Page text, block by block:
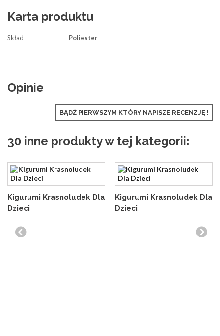
Karta produktu
Skład Poliester
Opinie
BĄDŹ PIERWSZYM KTÓRY NAPISZE RECENZJĘ !
30 inne produkty w tej kategorii:
Kigurumi Krasnoludek Dla
Dzieci
Kigurumi Krasnoludek Dla
Dzieci